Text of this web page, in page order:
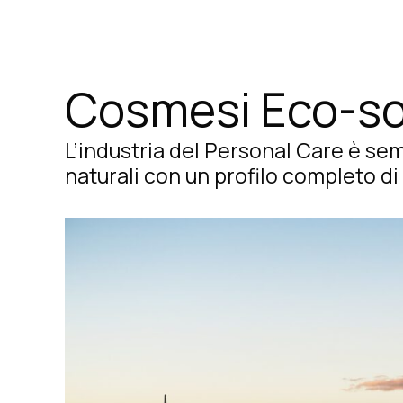
Cosmesi Eco-
L’industria del Personal Care è
naturali con un profilo completo